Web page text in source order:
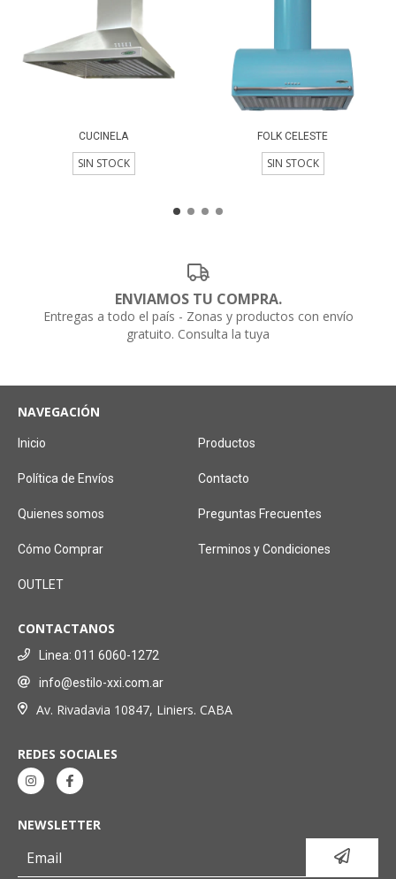
CUCINELA
SIN STOCK
FOLK CELESTE
SIN STOCK
ENVIAMOS TU COMPRA.
Entregas a todo el país - Zonas y productos con envío
gratuito. Consulta la tuya
NAVEGACIÓN
Inicio Productos
Política de Envíos Contacto
Quienes somos Preguntas Frecuentes
Cómo Comprar Terminos y Condiciones
OUTLET
CONTACTANOS
Linea: 011 6060-1272
info@estilo-xxi.com.ar
Av. Rivadavia 10847, Liniers. CABA
REDES SOCIALES
NEWSLETTER